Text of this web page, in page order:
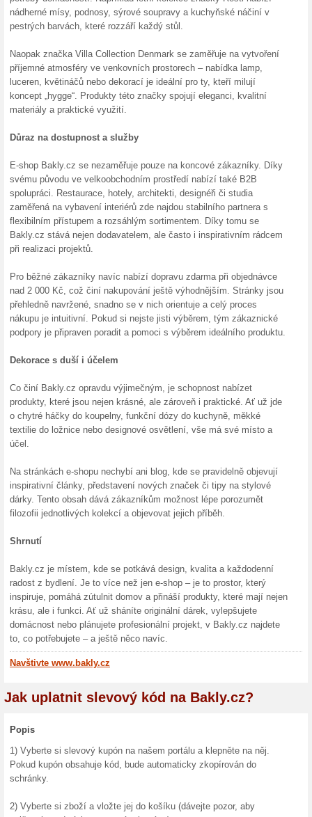
Nakupování na Bakly.cz...
V dnešní uspěchané době
každodenním životě.
propojují naprosto
bytovými doplňky,
srdce zákazníků nejen po
profesionály z oblasti
Začátek s vášní pro